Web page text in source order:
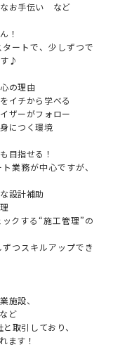
なお手伝い など
！
ートで、少しずつで
♪
の理由
イチから学べる
ザーがフォロー
につく環境
目指せる！
業務が中心ですが、
設計補助
クする“施工管理”の
つスキルアップでき
施設、
ど
取引しており、
ます！